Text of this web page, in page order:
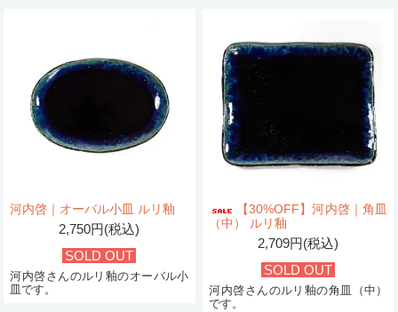
河内啓｜オーバル小皿 ルリ釉
2,750円(税込)
SOLD OUT
河内啓さんのルリ釉のオーバル小
皿です。
【30%OFF】河内啓｜角皿
（中） ルリ釉
2,709円(税込)
SOLD OUT
河内啓さんのルリ釉の角皿（中）
です。